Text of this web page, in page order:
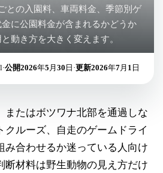
との入園料、車両料金、季節別ゲ
に公園料金が含まれるかどうか
動き方を大きく変えます。
·公開2026年5月30日 ·更新2026年7月1日
またはボツワナ北部を通過しな
クルーズ、自走のゲームドライ
み合わせるか迷っている人向け
断材料は野生動物の見え方だけ